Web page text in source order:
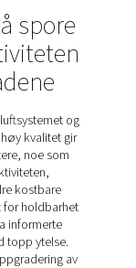
Enten det
kontinuerlig
prosesser